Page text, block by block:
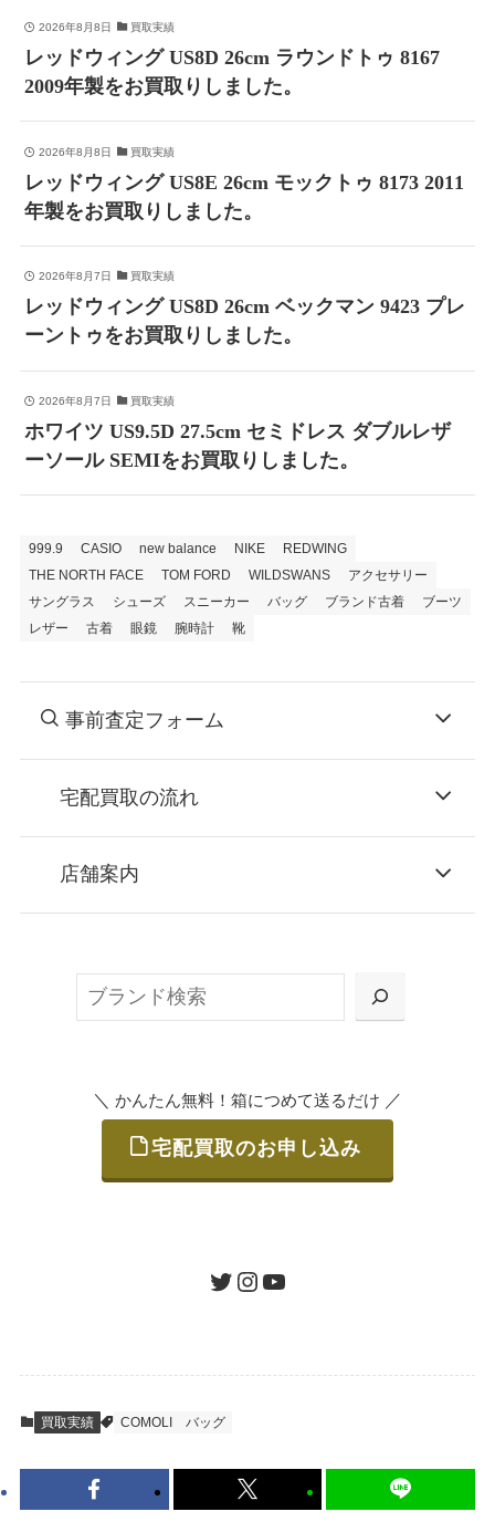
2026年8月8日 買取実績
レッドウィング US8D 26cm ラウンドトゥ 8167
2009年製をお買取りしました。
2026年8月8日 買取実績
レッドウィング US8E 26cm モックトゥ 8173 2011
年製をお買取りしました。
2026年8月7日 買取実績
レッドウィング US8D 26cm ベックマン 9423 プレ
ーントゥをお買取りしました。
2026年8月7日 買取実績
ホワイツ US9.5D 27.5cm セミドレス ダブルレザ
ーソール SEMIをお買取りしました。
999.9 CASIO new balance NIKE
REDWING
THE NORTH FACE
TOM FORD WILDSWANS
アクセサリー
サングラス
シューズ スニーカー バッグ ブランド古着
ブーツ
レザー
古着 眼鏡 腕時計 靴
事前査定フォーム
宅配買取の流れ
お申込み
または梱包材不要の「集荷申込」からお選び
ご発送
査定結果のご承認 / 入金
到着即日に査定いたします。買取金額にご納
得いただければ、最短即日の入金が可能で
店舗案内
＼ かんたん無料！箱につめて送るだけ ／
宅配買取のお申し込み
ツイッターインスタグラムユーチューブ
買取実績 COMOLI バッグ